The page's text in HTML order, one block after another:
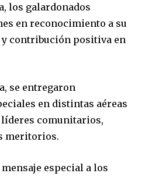
los galardonados
en reconocimiento a su
contribución positiva en
se entregaron
en distintas aéreas
líderes comunitarios,
meritorios.
especial a los